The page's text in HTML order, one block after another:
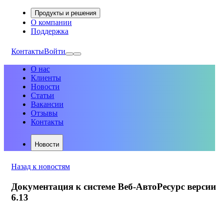
Продукты и решения
О компании
Поддержка
КонтактыВойти
О нас
Клиенты
Новости
Статьи
Вакансии
Отзывы
Контакты
Новости
Назад к новостям
Документация к системе Веб-АвтоРесурс версии
6.13